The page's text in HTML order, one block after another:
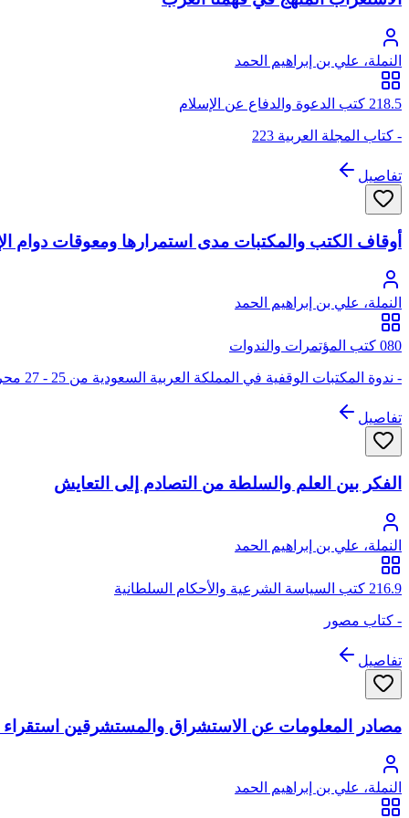
النملة، علي بن إبراهيم الحمد
218.5 كتب الدعوة والدفاع عن الإسلام
- كتاب المجلة العربية 223
تفاصيل
أوقاف الكتب والمكتبات مدى استمرارها ومعوقات دوام
النملة، علي بن إبراهيم الحمد
080 كتب المؤتمرات والندوات
- ندوة المكتبات الوقفية في المملكة العربية السعودية من 25 - 27 محرم 1420 هـ
تفاصيل
الفكر بين العلم والسلطة من التصادم إلى التعايش
النملة، علي بن إبراهيم الحمد
216.9 كتب السياسة الشرعية والأحكام السلطانية
- كتاب مصور
تفاصيل
مصادر المعلومات عن الاستشراق والمستشرقين
النملة، علي بن إبراهيم الحمد